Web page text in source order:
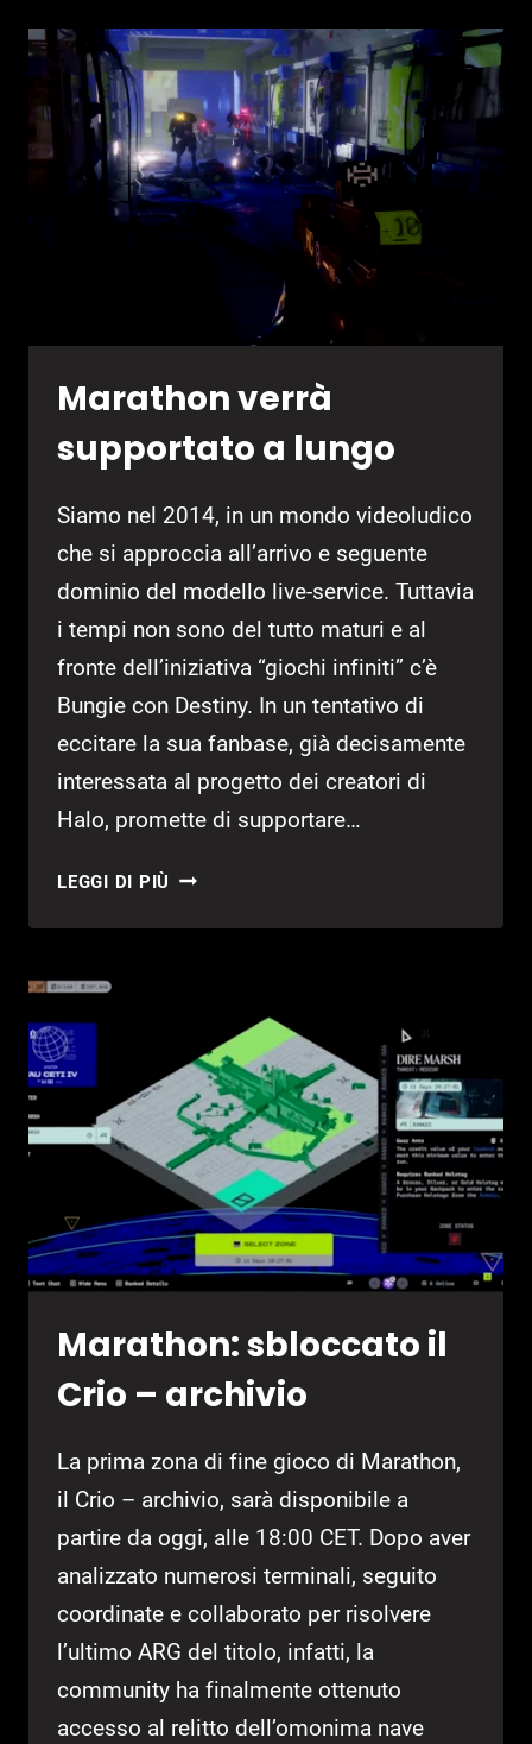
Marathon verrà
supportato a lungo
Siamo nel 2014, in un mondo videoludico
che si approccia all’arrivo e seguente
dominio del modello live-service. Tuttavia
i tempi non sono del tutto maturi e al
fronte dell’iniziativa “giochi infiniti” c’è
Bungie con Destiny. In un tentativo di
eccitare la sua fanbase, già decisamente
interessata al progetto dei creatori di
Halo, promette di supportare…
LEGGI DI PIÙ MARATHON
SUPPORTATO
Marathon: sbloccato il
Crio – archivio
La prima zona di fine gioco di Marathon,
il Crio – archivio, sarà disponibile a
partire da oggi, alle 18:00 CET. Dopo aver
analizzato numerosi terminali, seguito
coordinate e collaborato per risolvere
l’ultimo ARG del titolo, infatti, la
community ha finalmente ottenuto
accesso al relitto dell’omonima nave